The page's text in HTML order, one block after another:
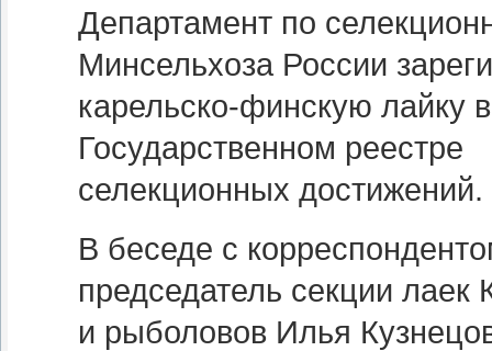
Департамент по
Минсельхоза России
карельско-финскую лайку в
Государственном реестре
селекционных достижений.
В беседе с
председатель секции
и рыболовов Илья